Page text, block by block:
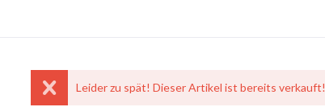
Leider zu spät! Dieser Artikel ist bereits verkauft!